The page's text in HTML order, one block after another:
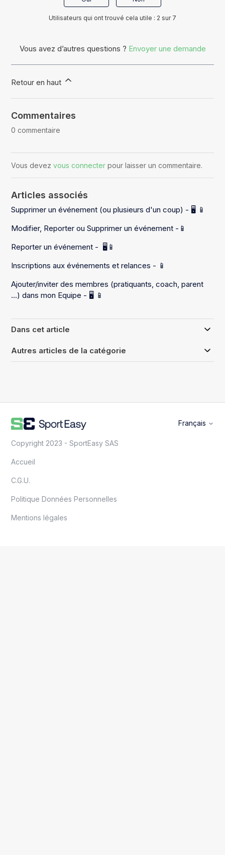
Utilisateurs qui ont trouvé cela utile : 2 sur 7
Vous avez d’autres questions ? Envoyer une demande
Retour en haut
Commentaires
0 commentaire
Vous devezvous connecter pour laisser un commentaire.
Articles associés
Supprimer un événement (ou plusieurs d'un coup) - 🖥️ 📱
Modifier, Reporter ou Supprimer un événement -📱
Reporter un événement - 🖥️📱
Inscriptions aux événements et relances - 📱
Ajouter/inviter des membres (pratiquants, coach, parent
...) dans mon Equipe - 🖥️ 📱
Dans cet article
Autres articles de la catégorie
Français
Copyright 2023 - SportEasy SAS
Accueil
C.G.U.
Politique Données Personnelles
Mentions légales